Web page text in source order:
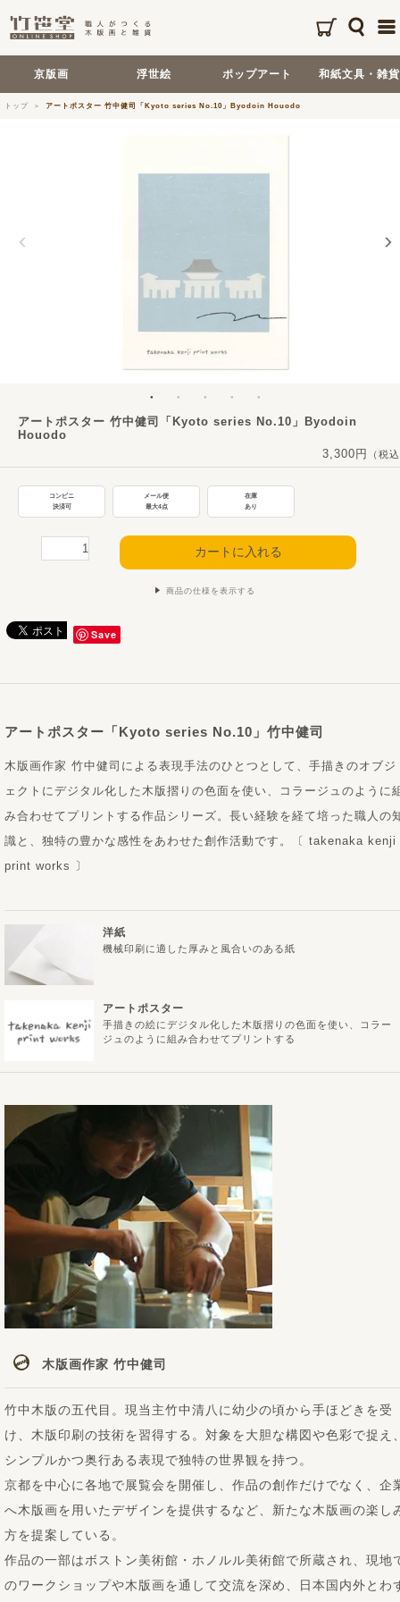
京版画 浮世絵 ポップアート 和紙文具・雑貨
トップ アートポスター 竹中健司「Kyoto series No.10」Byodoin Houodo
アートポスター 竹中健司「Kyoto series No.10」Byodoin
Houodo
3,300円
（税
コンビニ
決済可
メール便
最大4点
在庫
あり
商品の仕様を表示する
Save
アートポスター
手描きの絵にデジタル化した木版摺りの色面を使い、コラー
ジュのように組み合わせてプリントする
洋紙
機械印刷に適した厚みと風合いのある紙
アートポスター「Kyoto series No.10」竹中健司
木版画作家 竹中健司による表現手法のひとつとして、手描きのオブジ
ェクトにデジタル化した木版摺りの色面を使い、コラージュのように
み合わせてプリントする作品シリーズ。長い経験を経て培った職人の
識と、独特の豊かな感性をあわせた創作活動です。〔 takenaka kenji
print works 〕
木版画作家 竹中健司
竹中木版の五代目。現当主竹中清八に幼少の頃から手ほどきを受
け、木版印刷の技術を習得する。対象を大胆な構図や色彩で捉え
シンプルかつ奥行ある表現で独特の世界観を持つ。
京都を中心に各地で展覧会を開催し、作品の創作だけでなく、企
へ木版画を用いたデザインを提供するなど、新たな木版画の楽し
方を提案している。
作品の一部はボストン美術館・ホノルル美術館で所蔵され、現地
のワークショップや木版画を通して交流を深め、日本国内外とわ